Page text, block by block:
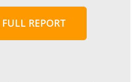
FULL REPORT